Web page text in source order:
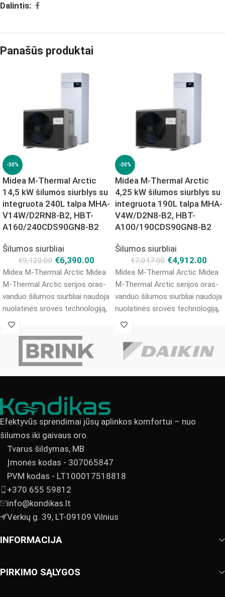
Dalintis:
Panašūs produktai
-30%
Midea M-Thermal Arctic
14,5 kW šilumos siurblys su
integruota 240L talpa MHA-
V14W/D2RN8-B2, HBT-
A160/240CDS90GN8-B2
Šilumos siurbliai
€9,120.00 €6,390.00
Midea M-Thermal Arctic Midea
M-Thermal Arctic serijos oras-
vanduo šilumos siurbliai naudoja
nuolatinės srovės technologiją,
kuri leidžia optimaliau ir tiksliau
-30%
Midea M-Thermal Arctic
4,25 kW šilumos siurblys su
integruota 190L talpa MHA-
V4W/D2N8-B2, HBT-
A100/190CDS90GN8-B2
Šilumos siurbliai
€7,017.00 €4,912.00
Midea M-Thermal Arctic Midea
M-Thermal Arctic serijos oras-
vanduo šilumos siurbliai naudoja
nuolatinės srovės technologiją,
kuri leidžia optimaliau ir tiksliau
Efektyvūs sprendimai jūsų aplinkos komfortui – nuo
šilumos iki gaivaus oro.
Tvarus šildymas, MB
Įmonės kodas - 307065847
PVM kodas - LT100017518818
+370 655 59812
info@kondikas.lt
Verkių g. 39, LT-09109 Vilnius
INFORMACIJA
PIRKIMO SĄLYGOS